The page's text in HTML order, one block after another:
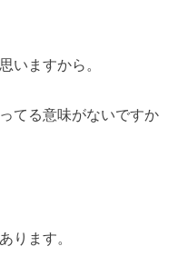
いますから。
てる意味がないですか
ります。